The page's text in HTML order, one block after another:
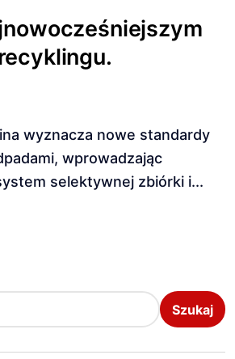
wprowadzając
selektywnej zbiórki i...
Szukaj